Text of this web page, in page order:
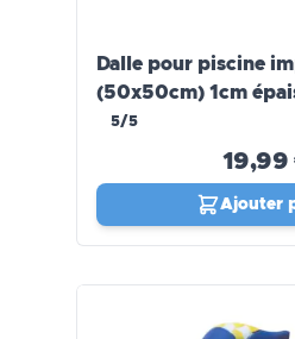
Dalle pour piscine
(50x50cm) 1cm
WERKA PRO
5/5
19,99
Ajouter